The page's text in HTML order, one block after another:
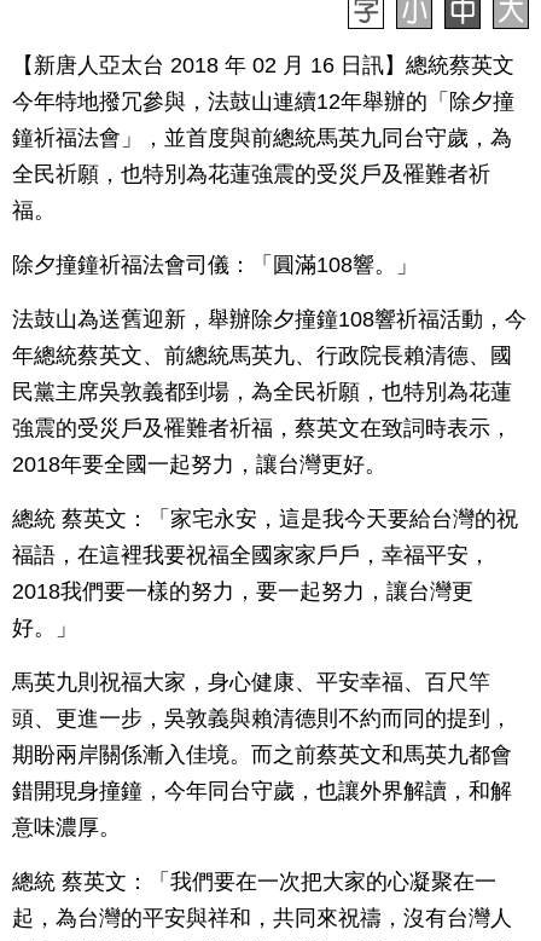
【新唐人亞太台 2018 年 02 月 16 日訊】總統蔡英文
今年特地撥冗參與，法鼓山連續12年舉辦的「除夕撞
鐘祈福法會」，並首度與前總統馬英九同台守歲，為
全民祈願，也特別為花蓮強震的受災戶及罹難者祈
福。
除夕撞鐘祈福法會司儀：「圓滿108響。」
法鼓山為送舊迎新，舉辦除夕撞鐘108響祈福活動，今
年總統蔡英文、前總統馬英九、行政院長賴清德、國
民黨主席吳敦義都到場，為全民祈願，也特別為花蓮
強震的受災戶及罹難者祈福，蔡英文在致詞時表示，
2018年要全國一起努力，讓台灣更好。
總統 蔡英文：「家宅永安，這是我今天要給台灣的祝
福語，在這裡我要祝福全國家家戶戶，幸福平安，
2018我們要一樣的努力，要一起努力，讓台灣更
好。」
馬英九則祝福大家，身心健康、平安幸福、百尺竿
頭、更進一步，吳敦義與賴清德則不約而同的提到，
期盼兩岸關係漸入佳境。而之前蔡英文和馬英九都會
錯開現身撞鐘，今年同台守歲，也讓外界解讀，和解
意味濃厚。
總統 蔡英文：「我們要在一次把大家的心凝聚在一
起，為台灣的平安與祥和，共同來祝禱，沒有台灣人